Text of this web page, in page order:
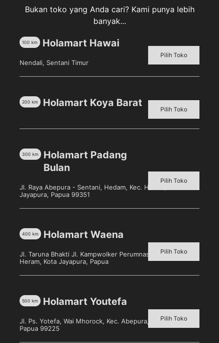
Simpan nama, email, dan situs web saya pada
Produk Terkait
Bukan toko yang Anda cari? Kami punya lebih
banyak...
Holamart Hawai
100 km
Nendali, Sentani Timur
Pilih Toko
Holamart Koya Barat
200 km
Pilih Toko
Holamart Padang
Bulan
300 km
Jl. Raya Abepura - Sentani, Hedam, Kec. Heram, Kota
Jayapura, Papua 99351
Pilih Toko
Holamart Waena
400 km
Jl. Taruna Bhakti Jl. Kampwolker Perumnas 3, Waena, Kec.
Heram, Kota Jayapura, Papua
Pilih Toko
Holamart Youtefa
500 km
Jl. Ps. Yotefa, Wai Mhorock, Kec. Abepura, Kota Jayapura,
Papua 99225
Pilih Toko